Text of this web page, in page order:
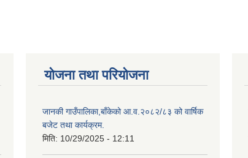
योजना तथा परियोजना
जानकी गाउँपालिका,बाँकेको आ.व.२०८२/८३ को वार्षिक
बजेट तथा कार्यक्रम.
मिति: 10/29/2025 - 12:11